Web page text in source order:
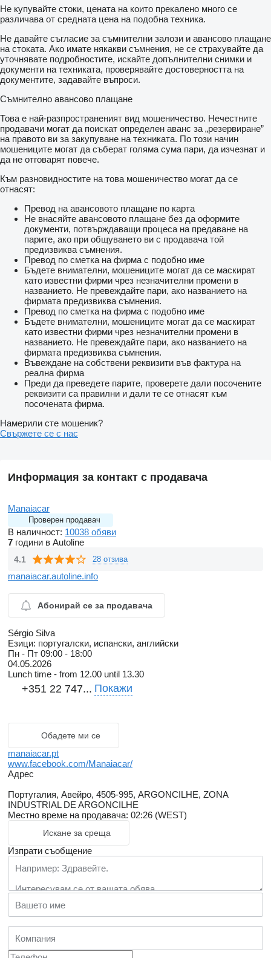
Не купувайте стоки, цената на които прекалено много се
различава от средната цена на подобна техника.
Не давайте съгласие за съмнителни залози и авансово плащане
на стоката. Ако имате някакви съмнения, не се страхувайте да
уточнявате подробностите, искайте допълнителни снимки и
документи на техниката, проверявайте достоверността на
документите, задавайте въпроси.
Съмнително авансово плащане
Това е най-разпространеният вид мошеничество. Нечестните
продавачи могат да поискат определен аванс за „резервиране”
на правото ви за закупуване на техниката. По този начин
мошениците могат да съберат голяма сума пари, да изчезнат и
да не отговарят повече.
Към разновидностите на това мошеничество могат да се
отнасят:
Превод на авансовото плащане по карта
Не внасяйте авансовото плащане без да оформите
документи, потвърждаващи процеса на предаване на
парите, ако при общуването ви с продавача той
предизвиква съмнения.
Превод по сметка на фирма с подобно име
Бъдете внимателни, мошениците могат да се маскират
като известни фирми чрез незначителни промени в
названието. Не превеждайте пари, ако названието на
фирмата предизвиква съмнения.
Превод по сметка на фирма с подобно име
Бъдете внимателни, мошениците могат да се маскират
като известни фирми чрез незначителни промени в
названието. Не превеждайте пари, ако названието на
фирмата предизвиква съмнения.
Въвеждане на собствени реквизити във фактура на
реална фирма
Преди да преведете парите, проверете дали посочените
реквизити са правилни и дали те се отнасят към
посочената фирма.
Намерили сте мошеник?
Свържете се с нас
Информация за контакт с продавача
Manaiacar
Проверен продавач
В наличност: 10038 обяви
7 години в Autoline
4.1 28 отзива
manaiacar.autoline.info
Абонирай се за продавача
Sérgio Silva
Езици: португалски, испански, английски
Пн - Пт 09:00 - 18:00
04.05.2026
Lunch time - from 12.00 until 13.30
+351 22 747... Покажи
Обадете ми се
manaiacar.pt
www.facebook.com/Manaiacar/
Адрес
Португалия, Авейро, 4505-995, ARGONCILHE, ZONA
INDUSTRIAL DE ARGONCILHE
Местно време на продавача: 02:26 (WEST)
Искане за среща
Изпрати съобщение